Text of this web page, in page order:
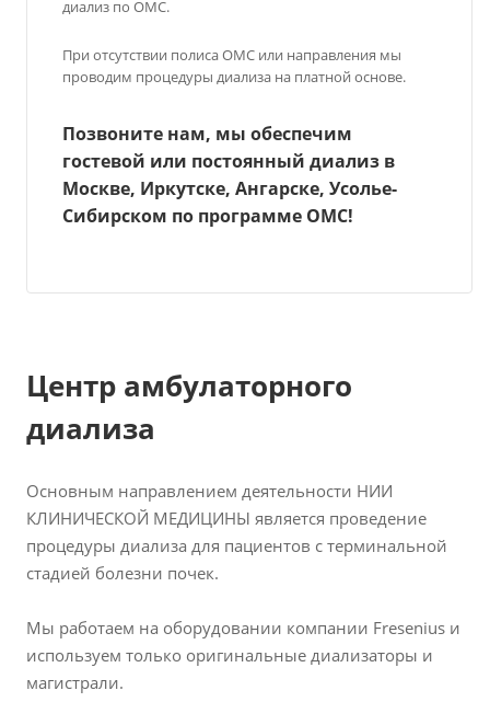
диализ по ОМС.
При отсутствии полиса ОМС или направления мы
проводим процедуры диализа на платной основе.
Позвоните нам, мы обеспечим
гостевой или постоянный диализ в
Москве, Иркутске, Ангарске, Усолье-
Сибирском по программе ОМС!
Центр амбулаторного
диализа
Основным направлением деятельности НИИ
КЛИНИЧЕСКОЙ МЕДИЦИНЫ является проведение
процедуры диализа для пациентов с терминальной
стадией болезни почек.
Мы работаем на оборудовании компании Fresenius и
используем только оригинальные диализаторы и
магистрали.